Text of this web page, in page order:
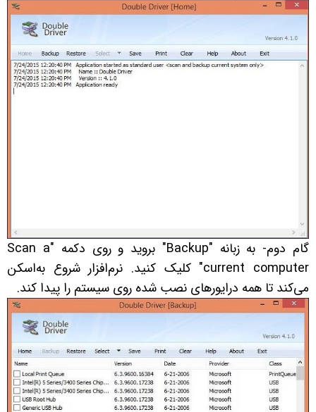
گام دوم- به زبانه "Backup" بروید و روی دکمه "Scan a
current computer" کلیک کنید. نرم‌افزار شروع به‌اسکن
می‌کند تا همه درایورهای نصب شده روی سیستم را پیدا کند.